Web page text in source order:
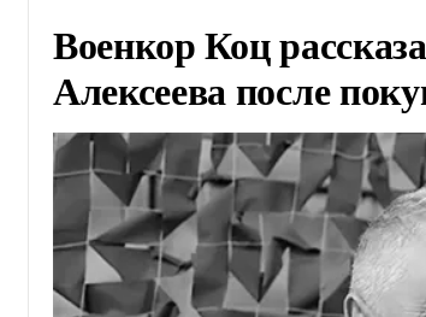
Военкор Коц
Алексеева после